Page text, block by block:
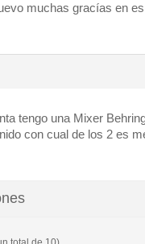
muchas gracías en
tengo una Mixer
con cual de los 2 es